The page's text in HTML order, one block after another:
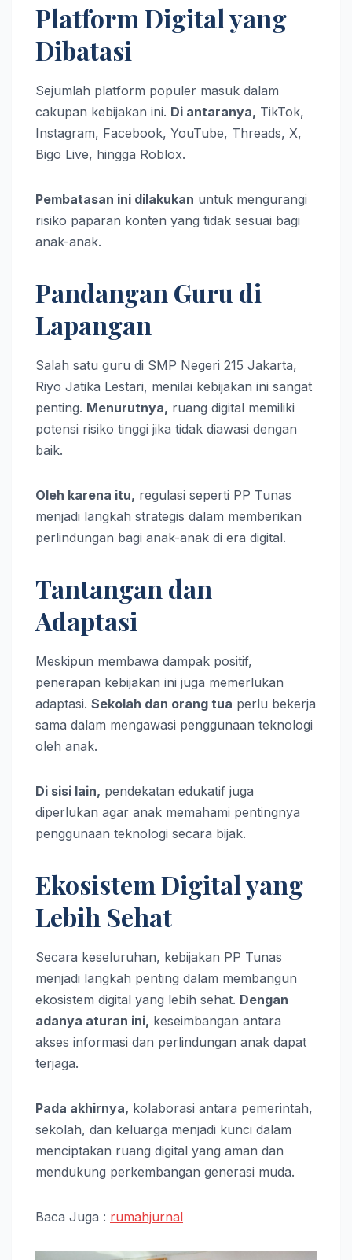
Platform Digital yang
Dibatasi
Sejumlah platform populer masuk dalam
cakupan kebijakan ini. Di antaranya, TikTok,
Instagram, Facebook, YouTube, Threads, X,
Bigo Live, hingga Roblox.
Pembatasan ini dilakukan untuk mengurangi
risiko paparan konten yang tidak sesuai bagi
anak-anak.
Pandangan Guru di
Lapangan
Salah satu guru di SMP Negeri 215 Jakarta,
Riyo Jatika Lestari, menilai kebijakan ini sangat
penting. Menurutnya, ruang digital memiliki
potensi risiko tinggi jika tidak diawasi dengan
baik.
Oleh karena itu, regulasi seperti PP Tunas
menjadi langkah strategis dalam memberikan
perlindungan bagi anak-anak di era digital.
Tantangan dan
Adaptasi
Meskipun membawa dampak positif,
penerapan kebijakan ini juga memerlukan
adaptasi. Sekolah dan orang tua perlu bekerja
sama dalam mengawasi penggunaan teknologi
oleh anak.
Di sisi lain, pendekatan edukatif juga
diperlukan agar anak memahami pentingnya
penggunaan teknologi secara bijak.
Ekosistem Digital yang
Lebih Sehat
Secara keseluruhan, kebijakan PP Tunas
menjadi langkah penting dalam membangun
ekosistem digital yang lebih sehat. Dengan
adanya aturan ini, keseimbangan antara
akses informasi dan perlindungan anak dapat
terjaga.
Pada akhirnya, kolaborasi antara pemerintah,
sekolah, dan keluarga menjadi kunci dalam
menciptakan ruang digital yang aman dan
mendukung perkembangan generasi muda.
Baca Juga : rumahjurnal